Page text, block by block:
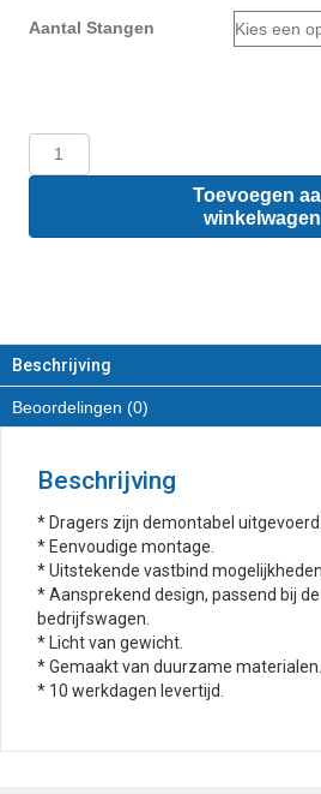
Aantal Stangen
Ford
Transit
-
Toevoegen
winkelwagen
Beschrijving
Beoordelingen (0)
Beschrijving
* Dragers zijn demontabel uitgevoerd.
* Eenvoudige montage.
* Uitstekende vastbind mogelijkheden.
* Aansprekend design, passend bij
bedrijfswagen.
* Licht van gewicht.
* Gemaakt van duurzame materialen.
* 10 werkdagen levertijd.